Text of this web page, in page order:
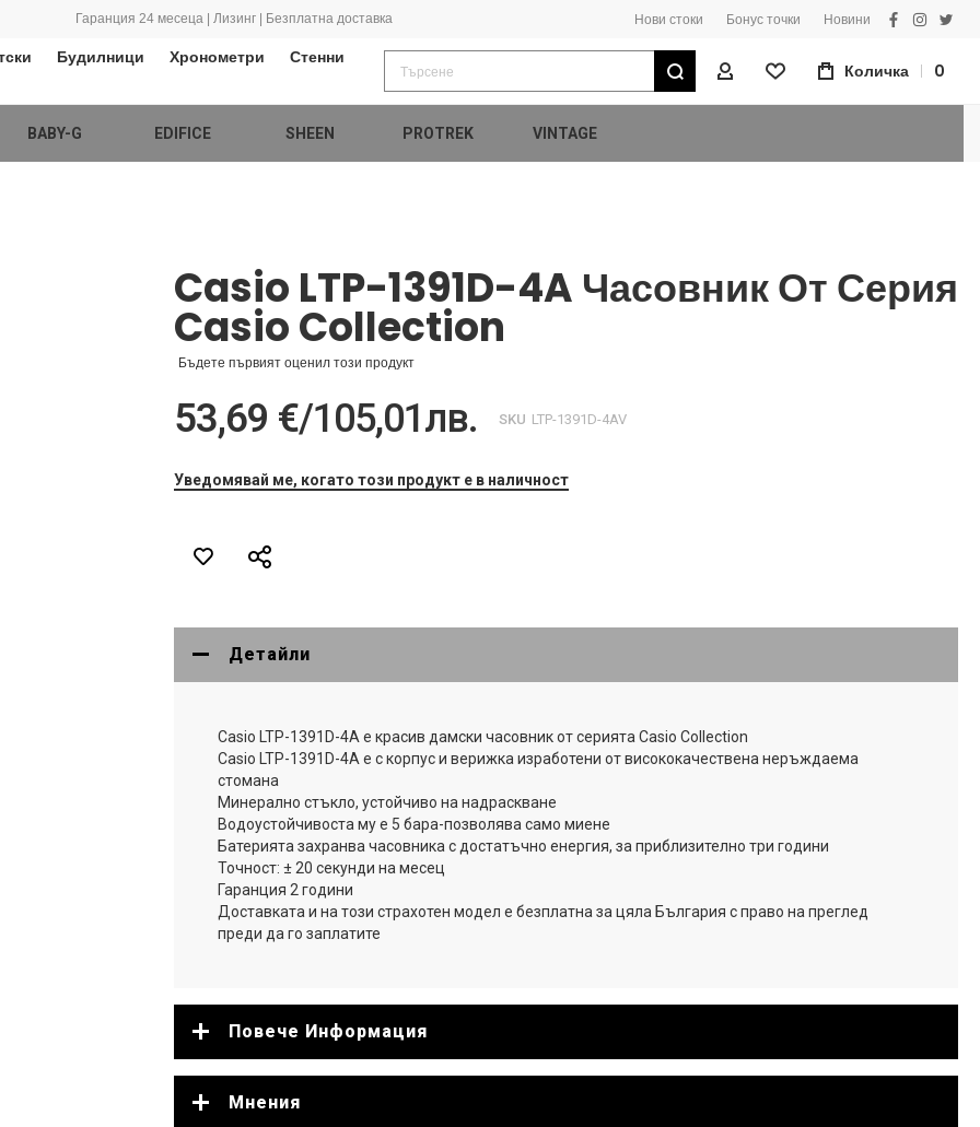
Гаранция 24 месеца | Лизинг | Безплатна доставка Нови стоки Бонус точки Новини
facebook
Будилници Хронометри
Стенни
Търсене
Моят ПрофилКоличка 0
BABY-G EDIFICE SHEEN PROTREK VINTAGE
Casio LTP-1391D-4A Часовник От Серия
Casio Collection
Бъдете първият оценил този продукт
53,69 €/105,01лв. SKU LTP-1391D-4AV
Уведомявай ме, когато този продукт е в наличност
Детайли
Casio LTP-1391D-4A е красив дамски часовник от серията Casio Collection
Casio LTP-1391D-4A е с корпус и верижка изработени от висококачествена неръждаема
стомана
Минерално стъкло, устойчиво на надраскване
Водоустойчивоста му е 5 бара-позволява само миене
Батерията захранва часовника с достатъчно енергия, за приблизително три години
Точност: ± 20 секунди на месец
Гаранция 2 години
Доставката и на този страхотен модел е безплатна за цяла България с право на преглед
преди да го заплатите
Повече Информация
Мнения